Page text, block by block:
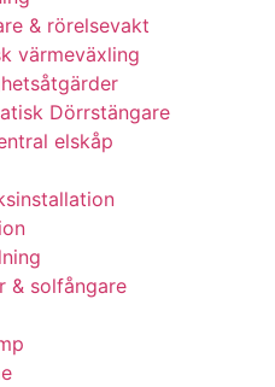
& rörelsevakt
värmeväxling
Dörrstängare
elskåp
& solfångare